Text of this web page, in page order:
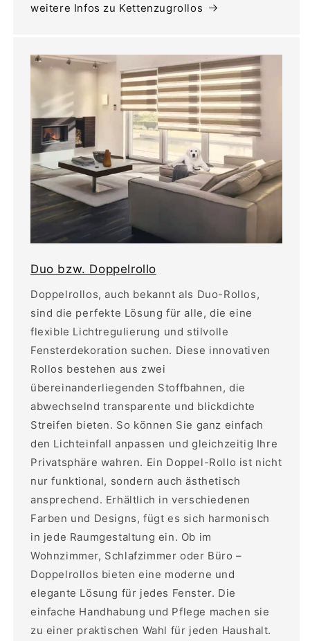
weitere Infos zu Kettenzugrollos
Duo bzw. Doppelrollo
Doppelrollos, auch bekannt als Duo-Rollos,
sind die perfekte Lösung für alle, die eine
flexible Lichtregulierung und stilvolle
Fensterdekoration suchen. Diese innovativen
Rollos bestehen aus zwei
übereinanderliegenden Stoffbahnen, die
abwechselnd transparente und blickdichte
Streifen bieten. So können Sie ganz einfach
den Lichteinfall anpassen und gleichzeitig Ihre
Privatsphäre wahren. Ein Doppel-Rollo ist nicht
nur funktional, sondern auch ästhetisch
ansprechend. Erhältlich in verschiedenen
Farben und Designs, fügt es sich harmonisch
in jede Raumgestaltung ein. Ob im
Wohnzimmer, Schlafzimmer oder Büro –
Doppelrollos bieten eine moderne und
elegante Lösung für jedes Fenster. Die
einfache Handhabung und Pflege machen sie
zu einer praktischen Wahl für jeden Haushalt.